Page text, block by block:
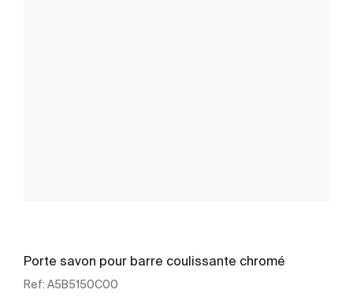
Porte savon pour barre coulissante chromé
Ref: A5B5150C00